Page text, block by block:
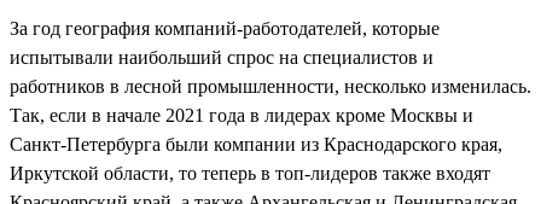
За год география компаний-работодателей, которые
испытывали наибольший спрос на специалистов и
работников в лесной промышленности, несколько изменилась.
Так, если в начале 2021 года в лидерах кроме Москвы и
Санкт-Петербурга были компании из Краснодарского края,
Иркутской области, то теперь в топ-лидеров также входят